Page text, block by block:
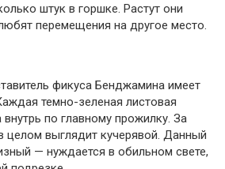
штук в горшке. Растут они
перемещения на другое место.
фикуса Бенджамина имеет
темно-зеленая листовая
внутрь по главному прожилку. За
целом выглядит кучерявой. Данный
— нуждается в обильном свете,